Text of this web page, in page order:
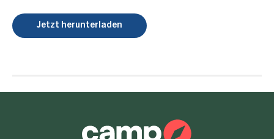
Jetzt herunterladen